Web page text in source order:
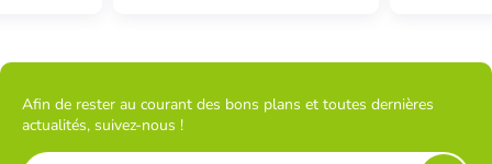
Afin de rester au courant des bons plans et toutes dernières
actualités, suivez-nous !